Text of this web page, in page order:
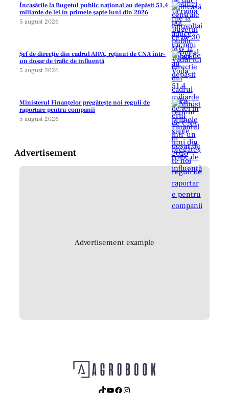
Încasările la Bugetul public național au depășit 51,4
miliarde de lei în primele șapte luni din 2026
5 august 2026
Șef de direcție din cadrul AIPA, reținut de CNA într-
un dosar de trafic de influență
5 august 2026
Ministerul Finanțelor pregătește noi reguli de
raportare pentru companii
5 august 2026
Advertisement
Advertisement example
TikTok YouTube Facebook Instagram